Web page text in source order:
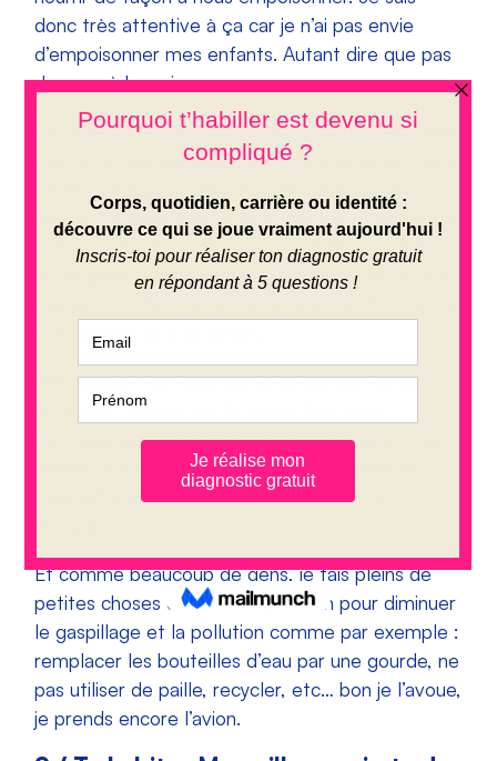
donc très attentive à ça car je n’ai pas envie
d’empoisonner mes enfants. Autant dire que pas
de coca à la maison…
Au niveau vestimentaire, c’est un peu pareil, mais
peut être qu’inconsciemment j’ai encore du mal à
pièces. En revanche, j’ai énormément freiné cette
consommation, qui en plus est un des traits de
notre génération où on a vu arriver toute la fast
consommer tout le temps.
Désormais, c’est impossible de fermer les yeux
là-dessus, surtout sur la façon dont sont
fabriqués les vêtements. Je fais de plus en plus
attention notamment pour les vêtements de
mes enfants par rapport aux colorants et
Et comme beaucoup de gens, je fais pleins de
petites choses dans mon quotidien pour diminuer
le gaspillage et la pollution comme par exemple :
remplacer les bouteilles d’eau par une gourde, ne
pas utiliser de paille, recycler, etc… bon je l’avoue,
je prends encore l’avion.